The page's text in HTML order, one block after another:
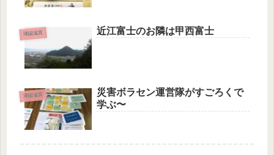
湖国滋賀 近江富士のお隣は甲西富士
湖国滋賀
災害ボラセン運営隊がすごろくで
学ぶ〜